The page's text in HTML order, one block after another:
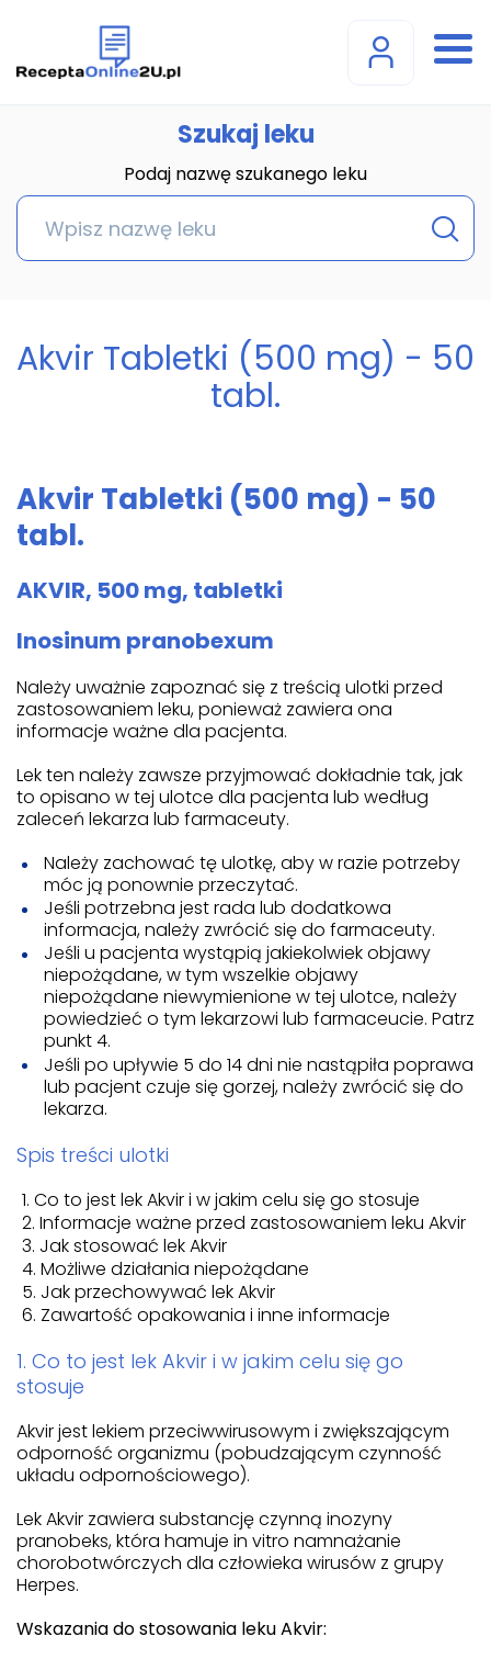
Szukaj leku
Podaj nazwę szukanego leku
Akvir Tabletki (500 mg) - 50
tabl.
Akvir Tabletki (500 mg) - 50
tabl.
AKVIR, 500 mg, tabletki
Inosinum pranobexum
Należy uważnie zapoznać się z treścią ulotki przed
zastosowaniem leku, ponieważ zawiera ona
informacje ważne dla pacjenta.
Lek ten należy zawsze przyjmować dokładnie tak, jak
to opisano w tej ulotce dla pacjenta lub według
zaleceń lekarza lub farmaceuty.
Należy zachować tę ulotkę, aby w razie potrzeby
móc ją ponownie przeczytać.
Jeśli potrzebna jest rada lub dodatkowa
informacja, należy zwrócić się do farmaceuty.
Jeśli u pacjenta wystąpią jakiekolwiek objawy
niepożądane, w tym wszelkie objawy
niepożądane niewymienione w tej ulotce, należy
powiedzieć o tym lekarzowi lub farmaceucie. Patrz
punkt 4.
Jeśli po upływie 5 do 14 dni nie nastąpiła poprawa
lub pacjent czuje się gorzej, należy zwrócić się do
lekarza.
Spis treści ulotki
Co to jest lek Akvir i w jakim celu się go stosuje
Informacje ważne przed zastosowaniem leku Akvir
Jak stosować lek Akvir
Możliwe działania niepożądane
Jak przechowywać lek Akvir
Zawartość opakowania i inne informacje
1. Co to jest lek Akvir i w jakim celu się go
stosuje
Akvir jest lekiem przeciwwirusowym i zwiększającym
odporność organizmu (pobudzającym czynność
układu odpornościowego).
Lek Akvir zawiera substancję czynną inozyny
pranobeks, która hamuje in vitro namnażanie
chorobotwórczych dla człowieka wirusów z grupy
Herpes.
Wskazania do stosowania leku Akvir: